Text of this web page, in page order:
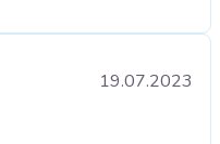
19.07.2023